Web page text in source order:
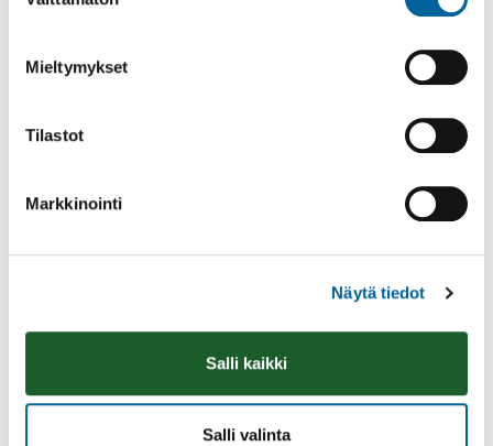
Mieltymykset
Tilastot
Markkinointi
Näytä tiedot
Salli kaikki
Salli valinta
Vatulanharjun Vestivaalit
Palinperäntie 1312